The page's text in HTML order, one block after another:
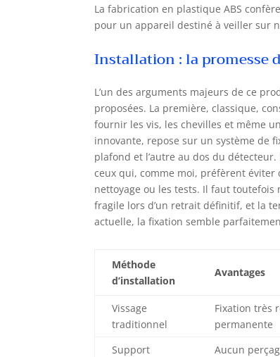
La fabrication en plastique ABS
pour un appareil destiné à veiller sur
Installation : la promesse
L’un des arguments majeurs de ce
proposées. La première, classique,
fournir les vis, les chevilles et même
innovante, repose sur un système de
plafond et l’autre au dos du
ceux qui, comme moi, préfèrent
nettoyage ou les tests. Il faut
fragile lors d’un retrait définitif, et la
actuelle, la fixation semble
Méthode
d’installation
Avantages
Vissage
traditionnel
Fixation très
permanente
Support
Aucun